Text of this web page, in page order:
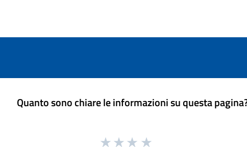
Quanto sono chiare le informazioni su questa